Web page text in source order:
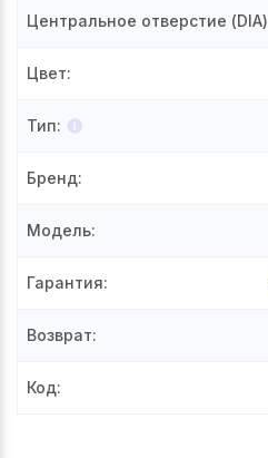
Центральное отверстие (DIA)
Цвет:
Тип:
Бренд:
Модель:
Гарантия:
Возврат:
Код: